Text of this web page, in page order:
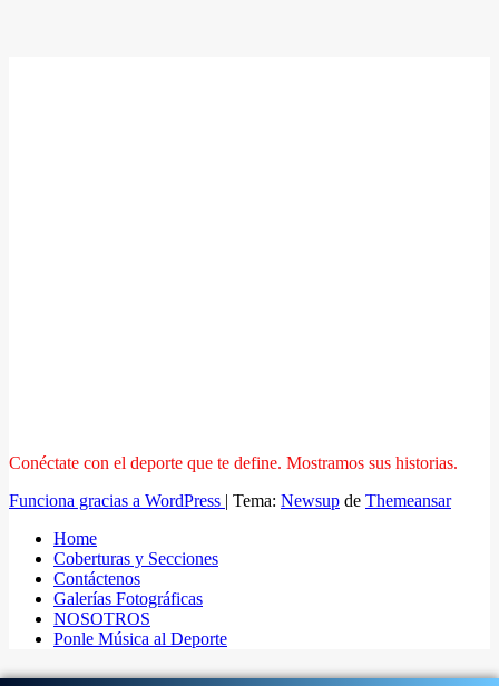
Conéctate con el deporte que te define. Mostramos sus historias.
Funciona gracias a WordPress | Tema: Newsup de Themeansar
Home
Coberturas y Secciones
Contáctenos
Galerías Fotográficas
NOSOTROS
Ponle Música al Deporte